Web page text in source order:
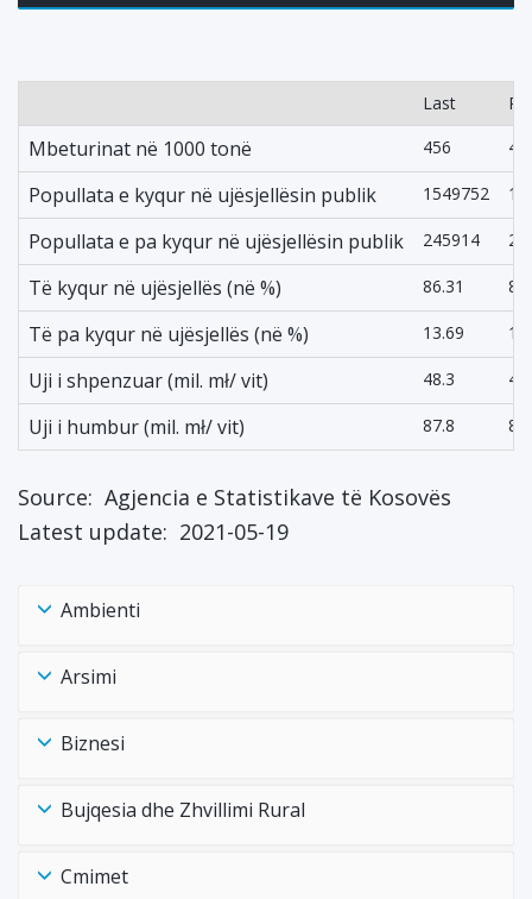
Last
Mbeturinat në 1000 tonë 456
Popullata e kyqur në ujësjellësin publik 1549752
Popullata e pa kyqur në ujësjellësin publik 245914
Të kyqur në ujësjellës (në %) 86.31
Të pa kyqur në ujësjellës (në %) 13.69
Uji i shpenzuar (mil. mł/ vit) 48.3
Uji i humbur (mil. mł/ vit) 87.8
Source: Agjencia e Statistikave të Kosovës
Latest update: 2021-05-19
Ambienti
Arsimi
Biznesi
Bujqesia dhe Zhvillimi Rural
Cmimet